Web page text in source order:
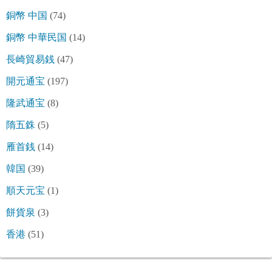
銅幣 中国 (74)
銅幣 中華民国 (14)
長崎貿易銭 (47)
開元通宝 (197)
隆武通宝 (8)
隋五銖 (5)
雁首銭 (14)
韓国 (39)
順天元宝 (1)
餅貨泉 (3)
香港 (51)